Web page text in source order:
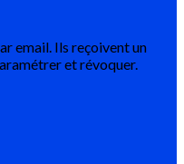
email. Ils reçoivent un
et révoquer.